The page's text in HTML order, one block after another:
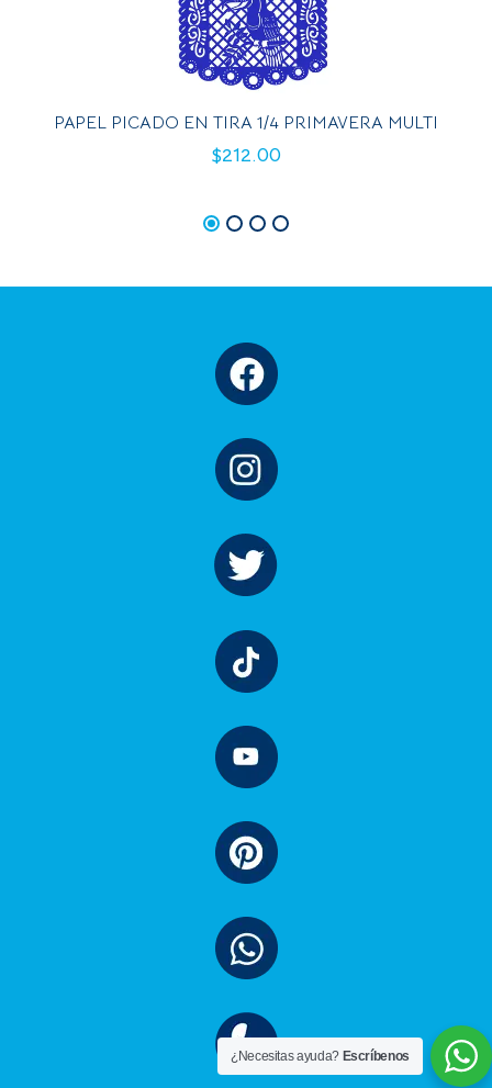
PAPEL PICADO EN TIRA 1/4 PRIMAVERA MULTI
$212.00
¿Necesitas ayuda?Escríbenos